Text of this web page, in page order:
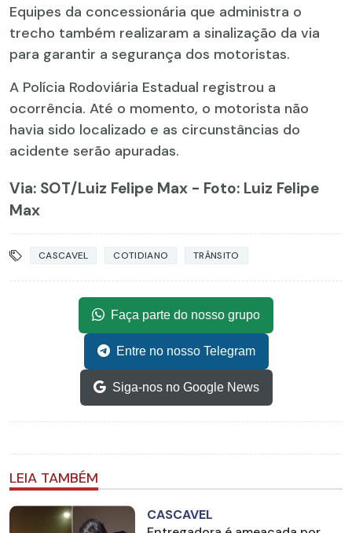
Equipes da concessionária que administra o
trecho também realizaram a sinalização da via
para garantir a segurança dos motoristas.
A Polícia Rodoviária Estadual registrou a
ocorrência. Até o momento, o motorista não
havia sido localizado e as circunstâncias do
acidente serão apuradas.
Via: SOT/Luiz Felipe Max - Foto: Luiz Felipe
Max
CASCAVEL COTIDIANO TRÂNSITO
Faça parte do nosso grupo
Entre no nosso Telegram
Siga-nos no Google News
LEIA TAMBÉM
CASCAVEL